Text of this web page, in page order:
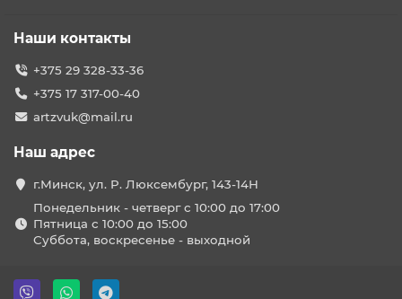
Наши контакты
+375 29 328-33-36
+375 17 317-00-40
artzvuk@mail.ru
Наш адрес
г.Минск, ул. Р. Люксембург, 143-14Н
Понедельник - четверг с 10:00 до 17:00
Пятница с 10:00 до 15:00
Суббота, воскресенье - выходной